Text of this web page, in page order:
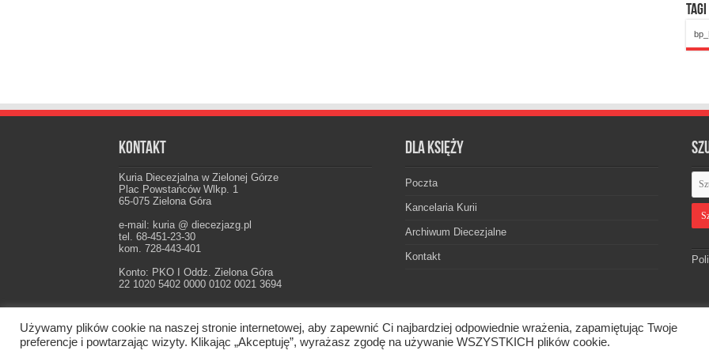
Tagi
Kontakt
Kuria Diecezjalna w Zielonej Górze
Plac Powstańców Wlkp. 1
65-075 Zielona Góra
e-mail: kuria @ diecezjazg.pl
tel. 68-451-23-30
kom. 728-443-401
Konto: PKO I Oddz. Zielona Góra
22 1020 5402 0000 0102 0021 3694
Dla księży
Poczta
Kancelaria Kurii
Archiwum Diecezjalne
Kontakt
Oficjalna strona Diecezji Zielonogórsko-Gorzowskiej. © 2026. Wszelkie prawa zastrzeżone.
Używamy plików cookie na naszej stronie internetowej, aby zapewnić Ci najbardziej odpowiednie wrażenia, zapamiętując Twoje
preferencje i powtarzając wizyty. Klikając „Akceptuję”, wyrażasz zgodę na używanie WSZYSTKICH plików cookie.